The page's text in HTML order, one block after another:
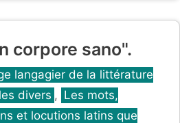
corpore sano".
langagier de la littérature
divers , Les mots,
et locutions latins que